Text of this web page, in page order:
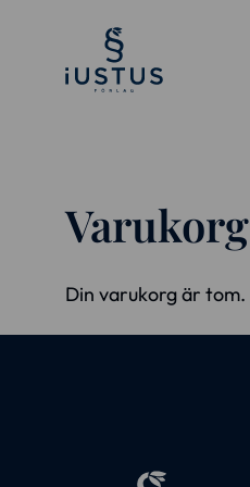
Varukorg
Din varukorg är tom.